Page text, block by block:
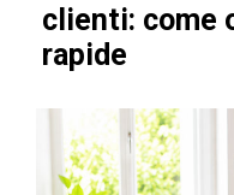
clienti: come
rapide